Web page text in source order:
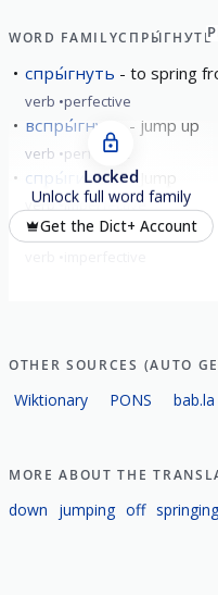
WORD FAMILYСПРЫ́ГНУТЬ
спры́гнуть to spring
verb perfective
вспры́гнуть jump up
verb perfective
спры́гивать Jump
verb imperfective
вспры́гивать jump up
Locked
Unlock full word family
Get the Dict+ Account
OTHER SOURCES (AUTO
Wiktionary PONS bab.la
MORE ABOUT THE
down jumping off springing